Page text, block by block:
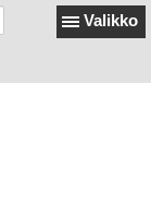
Valikko